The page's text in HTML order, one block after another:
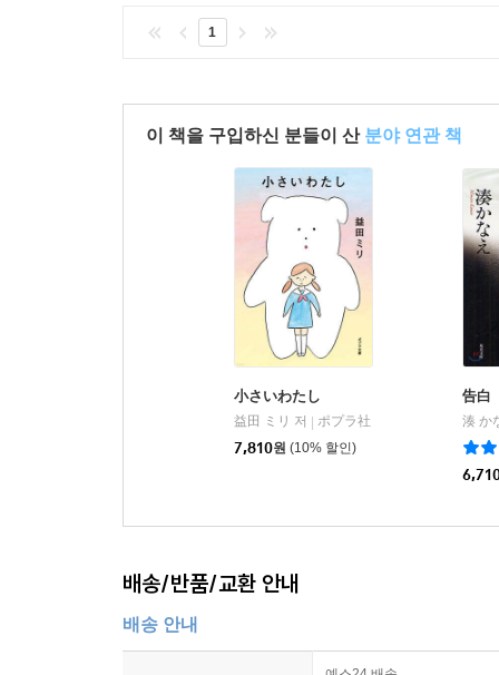
1
이 책을 구입하신 분들이 산 분야 연관 책
小さいわたし
益田 ミリ 저
ポプラ社
7,810원 (10% 할인)
告白
湊 か
배송/반품/교환 안내
배송 안내